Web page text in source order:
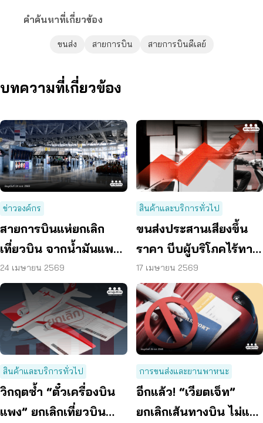
คำค้นหาที่เกี่ยวข้อง
ขนส่ง สายการบิน สายการบินดีเลย์
บทความที่เกี่ยวข้อง
ข่าวองค์กร
สายการบินแห่ยกเลิก
เที่ยวบิน จากน้ำมันแพง
ต้องมีการเยียวยา ชดเชย
ให้แก่ผู้บริโภค
24 เมษายน 2569
สินค้าและบริการทั่วไป
ขนส่งประสานเสียงขึ้น
ราคา บีบผู้บริโภคไร้ทาง
เลือก ร้อง กขค. เร่งตรวจ
สอบ
17 เมษายน 2569
สินค้าและบริการทั่วไป
วิกฤตซ้ำ “ตั๋วเครื่องบิน
แพง” ยกเลิกเที่ยวบิน
การขนส่งและยานพาหนะ
อีกแล้ว! “เวียตเจ็ท”
ยกเลิกเส้นทางบิน ไม่แจ้ง